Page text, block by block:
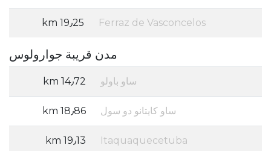
Ferraz de Vasconcelos 19٫25 km
مدن قريبة جوارولوس
ساو باولو 14٫72 km
ساو كايتانو دو سول 18٫86 km
Itaquaquecetuba 19٫13 km